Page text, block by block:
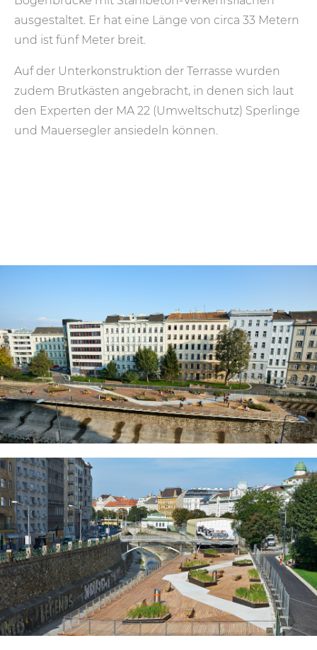
ausgestaltet. Er hat eine Länge von circa 33 Metern
und ist fünf Meter breit.
Auf der Unterkonstruktion der Terrasse wurden
zudem Brutkästen angebracht, in denen sich laut
den Experten der MA 22 (Umweltschutz) Sperlinge
und Mauersegler ansiedeln können.